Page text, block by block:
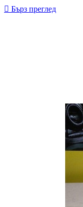
 Бърз преглед